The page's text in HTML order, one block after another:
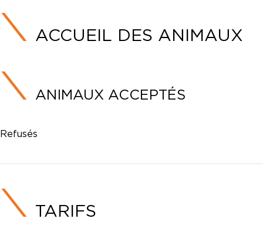
ACCUEIL DES ANIMAUX
ANIMAUX ACCEPTÉS
Refusés
TARIFS